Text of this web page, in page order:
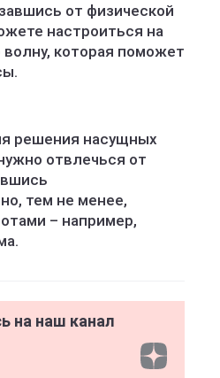
от физической
настроиться на
которая поможет
решения насущных
отвлечься от
тем не менее,
– например,
на наш канал